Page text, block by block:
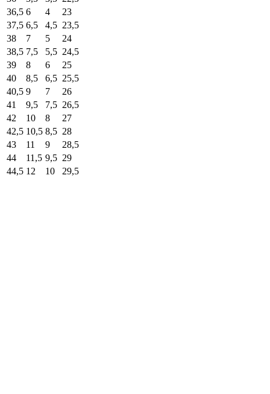
36,5 6 4
23
37,5 6,5 4,5 23,5
38
7 5
24
38,5 7,5 5,5 24,5
39
8 6
25
40
8,5 6,5 25,5
40,5 9 7
26
41
9,5 7,5 26,5
42
10 8
27
42,5 10,5 8,5 28
43
11 9
28,5
44
11,5 9,5 29
44,5 12 10 29,5